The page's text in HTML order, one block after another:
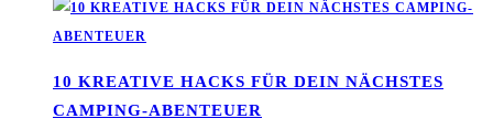
10 KREATIVE HACKS FÜR DEIN NÄCHSTES
CAMPING-ABENTEUER